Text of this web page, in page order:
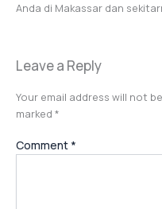
Anda di Makassar dan
Leave a Reply
Your email address will not
marked *
Comment *